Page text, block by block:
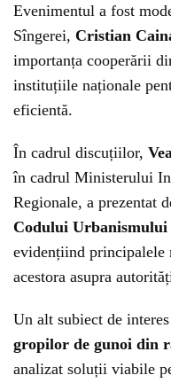
Evenimentul a fost
Sîngerei, Cristian
importanța cooperării
instituțiile naționale
eficientă.
În cadrul discuțiilor,
în cadrul Ministerului
Regionale, a prezentat
Codului
evidențiind
acestora asupra
Un alt subiect de
gropilor de gunoi din
analizat soluții viabile